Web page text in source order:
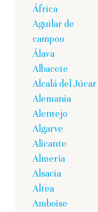
África
Aguilar de
campoo
Álava
Albacete
Alcalá del Júcar
Alemania
Alentejo
Algarve
Alicante
Almería
Alsacia
Altea
Amboise